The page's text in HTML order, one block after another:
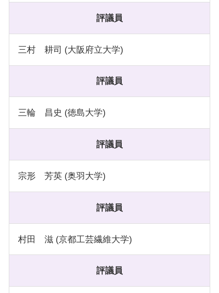
評議員
三村 耕司 (大阪府立大学)
評議員
三輪 昌史 (徳島大学)
評議員
宗形 芳英 (奥羽大学)
評議員
村田 滋 (京都工芸繊維大学)
評議員